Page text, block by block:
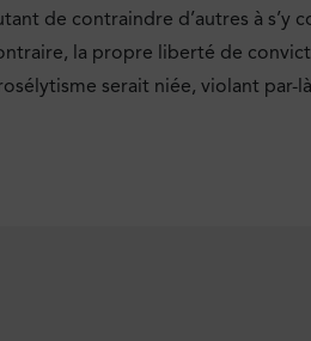
de contraindre d’autres à s’y
la propre liberté de
serait niée, violant par-